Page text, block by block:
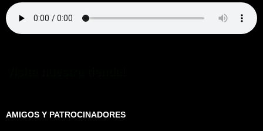
AMIGOS Y PATROCINADORES